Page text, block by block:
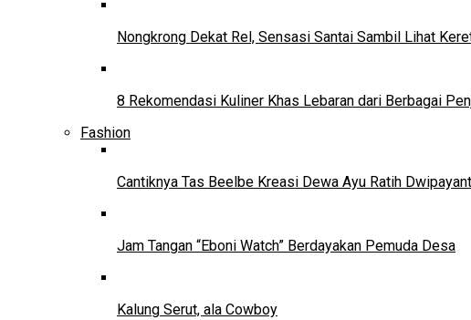
Nongkrong Dekat Rel, Sensasi Santai Sambil Lihat
8 Rekomendasi Kuliner Khas Lebaran dari Berbagai
Fashion
Cantiknya Tas Beelbe Kreasi Dewa Ayu Ratih
Jam Tangan “Eboni Watch” Berdayakan Pemuda Desa
Kalung Serut, ala Cowboy